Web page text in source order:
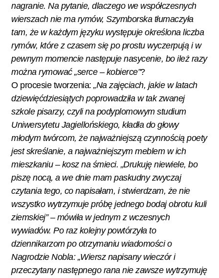
nagranie. Na pytanie, dlaczego we współczesnych
wierszach nie ma rymów, Szymborska tłumaczyła
tam, że w każdym języku występuje określona liczba
rymów, które z czasem się po prostu wyczerpują i w
pewnym momencie następuje nasycenie, bo ileż razy
można rymować „serce – kobierce”?
O procesie tworzenia: „Na zajęciach, jakie w latach
dziewięćdziesiątych poprowadziła w tak zwanej
szkole pisarzy, czyli na podyplomowym studium
Uniwersytetu Jagiellońskiego, kładła do głowy
młodym twórcom, że najważniejszą czynnością poety
jest skreślanie, a najważniejszym meblem w ich
mieszkaniu – kosz na śmieci. „Drukuję niewiele, bo
piszę nocą, a we dnie mam paskudny zwyczaj
czytania tego, co napisałam, i stwierdzam, że nie
wszystko wytrzymuje próbę jednego bodaj obrotu kuli
ziemskiej” – mówiła w jednym z wczesnych
wywiadów. Po raz kolejny powtórzyła to
dziennikarzom po otrzymaniu wiadomości o
Nagrodzie Nobla: „Wiersz napisany wieczór i
przeczytany następnego rana nie zawsze wytrzymuję